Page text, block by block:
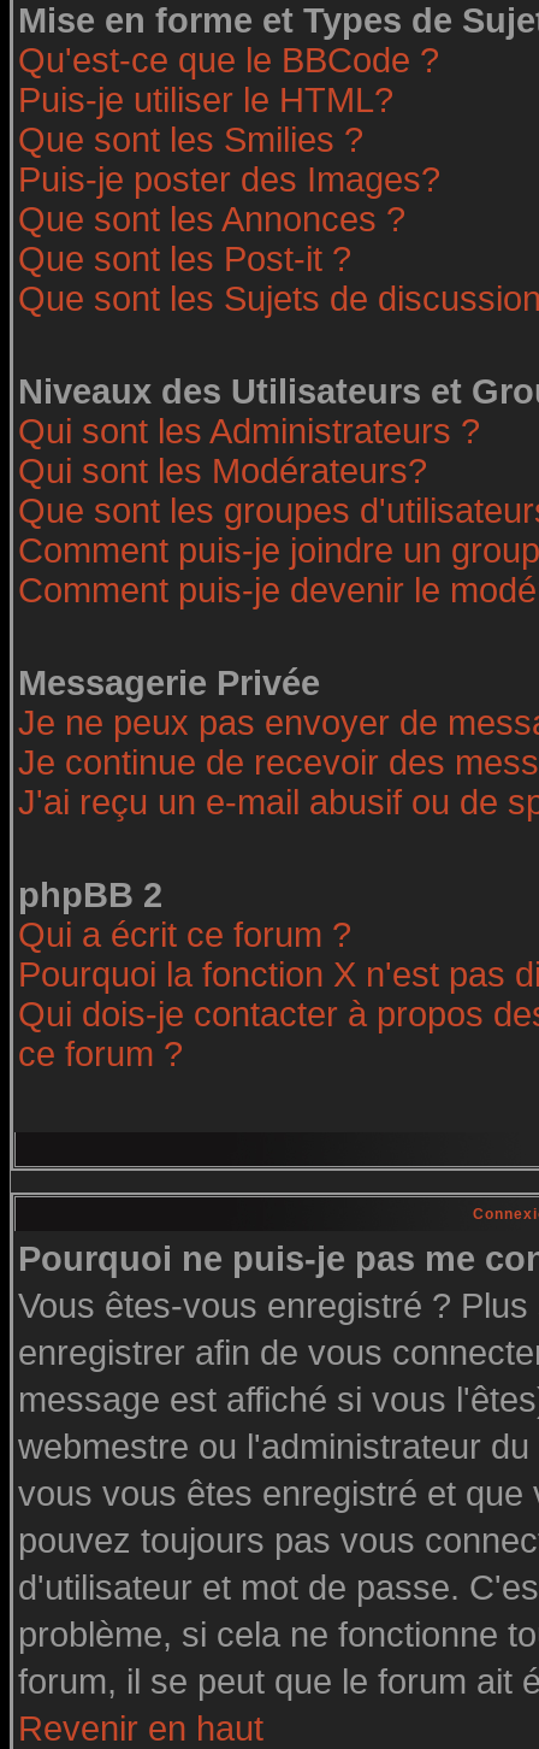
Mise en forme et Types de
Qu'est-ce que le BBCode ?
Puis-je utiliser le HTML?
Que sont les Smilies ?
Puis-je poster des Images?
Que sont les Annonces ?
Que sont les Post-it ?
Que sont les Sujets de
Niveaux des Utilisateurs et
Qui sont les Administrateurs ?
Qui sont les Modérateurs?
Que sont les groupes
Comment puis-je joindre un
Comment puis-je devenir le
Messagerie Privée
Je ne peux pas envoyer de
Je continue de recevoir des
J'ai reçu un e-mail abusif ou de
phpBB 2
Qui a écrit ce forum ?
Pourquoi la fonction X n'est pas
Qui dois-je contacter à propos
ce forum ?
Pourquoi ne puis-je pas me
Vous êtes-vous enregistré ?
enregistrer afin de vous
message est affiché si vous
webmestre ou l'administrateur
vous vous êtes enregistré et
pouvez toujours pas vous
d'utilisateur et mot de passe.
problème, si cela ne fonctionne
forum, il se peut que le forum ait
Revenir en haut